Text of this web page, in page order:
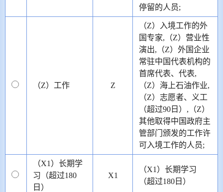
停留的人员;
（Z）工作 Z
（Z）入境工作的外
国专家,（Z）营业性
演出,（Z）外国企业
常驻中国代表机构的
首席代表、代表,
（Z）海上石油作业,
（Z）志愿者、义工
（超过90日）,（Z）
其他取得中国政府主
管部门颁发的工作许
可入境工作的人员;
（X1）长期学
习（超过180
日）
X1
（X1）长期学习
（超过180日）